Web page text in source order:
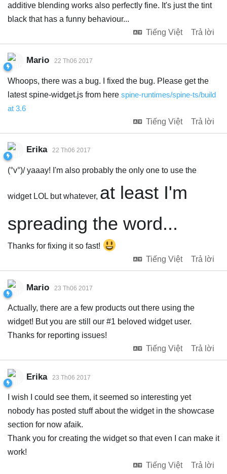
additive blending works also perfectly fine. It's just the tint
black that has a funny behaviour...
Tiếng Việt
Trả lời
Mario 22 Th06 2017
Whoops, there was a bug. I fixed the bug. Please get the
latest spine-widget.js from here spine-runtimes/spine-ts/build
at 3.6
Tiếng Việt
Trả lời
Erika 22 Th06 2017
(°v°)/ yaaay! I'm also probably the only one to use the
widget LOL but whatever, at least I'm
spreading the word...
Thanks for fixing it so fast!
Tiếng Việt
Trả lời
Mario 23 Th06 2017
Actually, there are a few products out there using the
widget! But you are still our #1 beloved widget user.
Thanks for reporting issues!
Tiếng Việt
Trả lời
Erika 23 Th06 2017
I wish I could see them, it seemed so interesting yet
nobody has posted stuff about the widget in the showcase
section for now afaik.
Thank you for creating the widget so that even I can make it
work!
Tiếng Việt
Trả lời